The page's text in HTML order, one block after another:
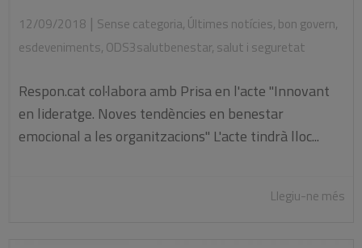
12/09/2018 | Sense categoria, Últimes notícies, bon govern,
esdeveniments, ODS3salutbenestar, salut i seguretat
Respon.cat col·labora amb Prisa en l'acte "Innovant
en lideratge. Noves tendències en benestar
emocional a les organitzacions" L'acte tindrà lloc...
Llegiu-ne més